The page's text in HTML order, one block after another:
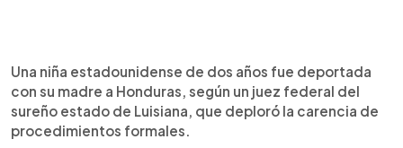
► Escuchar artículo
Una niña estadounidense de dos años fue deportada
con su madre a Honduras, según un juez federal del
sureño estado de Luisiana, que deploró la carencia de
procedimientos formales.